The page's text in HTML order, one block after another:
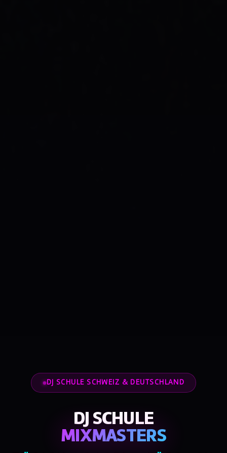
DJ SCHULE SCHWEIZ & DEUTSCHLAND
DJ SCHULE
MIXMASTERS